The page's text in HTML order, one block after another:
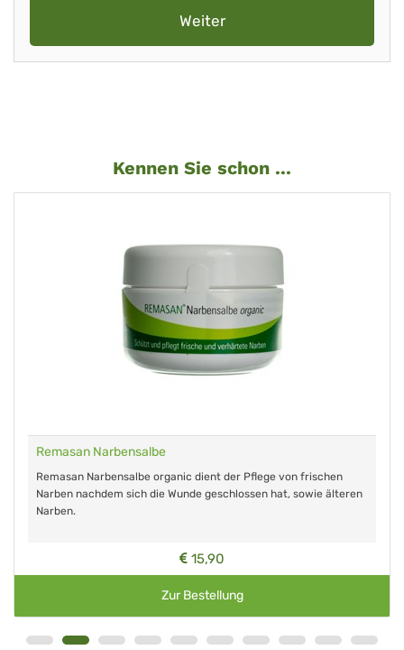
Weiter
Kennen Sie schon ...
Remasan Narbensalbe
Remasan Narbensalbe organic dient der Pflege von frischen
Narben nachdem sich die Wunde geschlossen hat, sowie älteren
Narben.
15,90
Zur Bestellung